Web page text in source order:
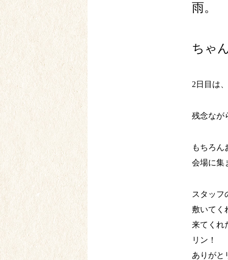
雨。
ちゃ
2日目は
残念なが
もちろん
会場に集
スタッフ
敷いてく
来てくれ
リン！
ありがと